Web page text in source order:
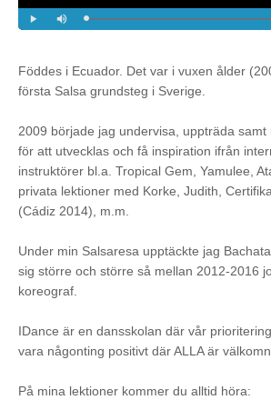
Föddes i Ecuador. Det var i vuxen ålder
första Salsa grundsteg i Sverige.
2009 började jag undervisa, uppträda
för att utvecklas och få inspiration ifrån
instruktörer bl.a. Tropical Gem, Yamulee,
privata lektioner med Korke, Judith,
(Cádiz 2014), m.m.
Under min Salsaresa upptäckte jag
sig större och större så mellan 2012-2016
koreograf.
IDance är en dansskolan där vår
vara någonting positivt där ALLA är
På mina lektioner kommer du alltid höra: